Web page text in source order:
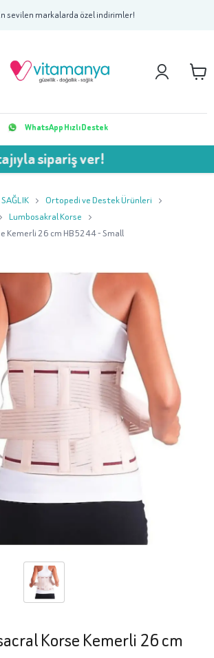
sevilen markalarda özel indirimler!
2 3
WhatsApp Hızlı Destek
ver!
Ortopedi ve Destek Ürünleri
Lumbosakral Korse
Kemerli 26 cm HB5244 - Small
Korse Kemerli 26 cm